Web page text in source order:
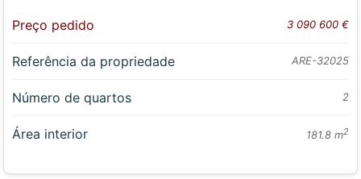
Preço pedido 3 090 600 €
Referência da propriedade ARE-32025
Número de quartos 2
Área interior 181.8 m2